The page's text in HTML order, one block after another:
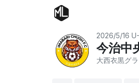
2026/5/16 U-
今治中
大西衣黒グ